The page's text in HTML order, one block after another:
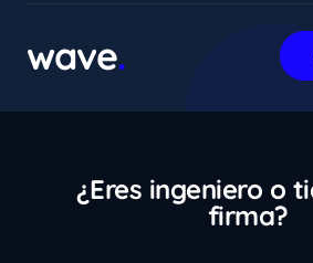
wave.
¿Eres ingeniero o
firma?